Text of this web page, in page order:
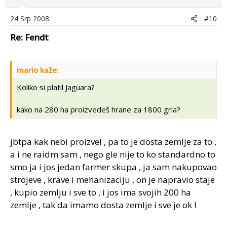
24 Srp 2008 #10
Re: Fendt
mario kaže:
Koliko si platil Jaguara?
kako na 280 ha proizvedeš hrane za 1800 grla?
jbtpa kak nebi proizvel , pa to je dosta zemlje za to ,
a i ne raidm sam , nego gle nije to ko standardno to
smo ja i jos jedan farmer skupa , ja sam nakupovao
strojeve , krave i mehanizaciju , on je napravio staje
, kupio zemlju i sve to , i jos ima svojih 200 ha
zemlje , tak da imamo dosta zemlje i sve je ok !